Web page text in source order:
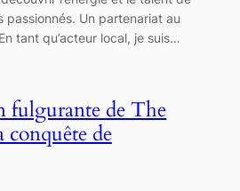
passionnés. Un partenariat au
tant qu’acteur local, je suis…
fulgurante de The
conquête de